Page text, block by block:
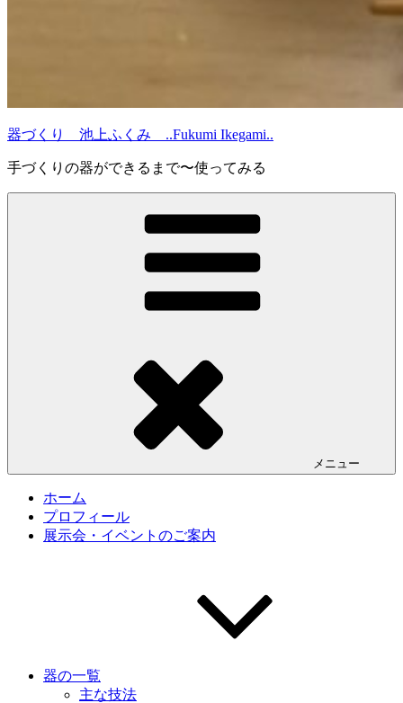
器づくり 池上ふくみ ..Fukumi Ikegami..
手づくりの器ができるまで〜使ってみる
メニュー
ホーム
プロフィール
展示会・イベントのご案内
器の一覧
主な技法